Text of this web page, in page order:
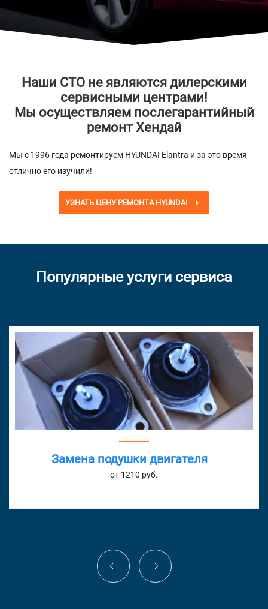
Наши СТО не являются дилерскими
сервисными центрами!
Мы осуществляем послегарантийный
ремонт Хендай
Мы с 1996 года ремонтируем HYUNDAI Elantra и за это время
отлично его изучили!
УЗНАТЬ ЦЕНУ РЕМОНТА HYUNDAI
Популярные услуги сервиса
Замена подушки двигателя
от 1210 руб.